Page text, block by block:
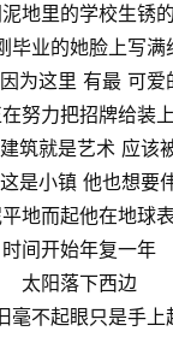
地里的学校生锈
毕业的她脸上写满
为这里 有最 可爱
努力把招牌给装
筑就是艺术 应该
是小镇 他也想要
地而起他在地球
时间开始年复一年
太阳落下西边
毫不起眼只是手上